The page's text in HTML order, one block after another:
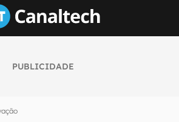
PUBLICIDADE
sobre tecnologia em primeira